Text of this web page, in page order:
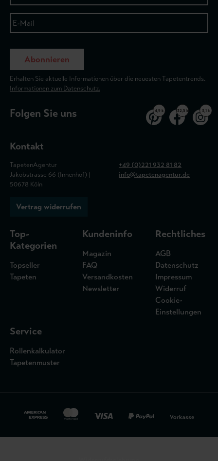
Abonnieren
Erhalten Sie aktuelle Informationen über die neuesten Tapetentrends.
Informationen zum Datenschutz.
Folgen Sie uns 4,9 k 32,5 k 3,1 k
Kontakt
TapetenAgentur
Jakobstrasse 66 (Innenhof) |
50678 Köln
+49 (0)221 932 81 82
info@tapetenagentur.de
Vertrag widerrufen
Top-
Kategorien
Topseller
Tapeten
Kundeninfo
Magazin
FAQ
Versandkosten
Newsletter
Rechtliches
AGB
Datenschutz
Impressum
Widerruf
Cookie-
Einstellungen
Service
Rollenkalkulator
Tapetenmuster